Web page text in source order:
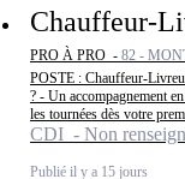
Chauffeur-
PRO À PRO - 82 -
POSTE : Chauffeur-
? - Un accompagnement
les tournées dès votre
CDI - Non
Publié il y a 15 jours